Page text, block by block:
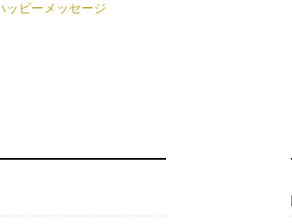
ッピーメッセージ